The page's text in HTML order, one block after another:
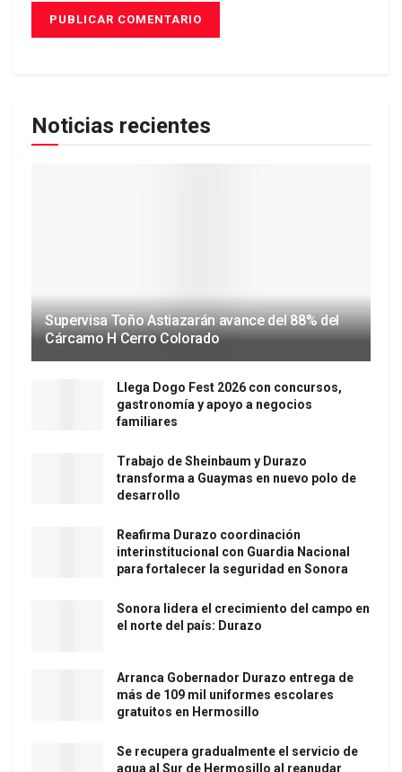
Noticias recientes
Supervisa Toño Astiazarán avance del 88% del
Cárcamo H Cerro Colorado
Llega Dogo Fest 2026 con concursos,
gastronomía y apoyo a negocios
familiares
Trabajo de Sheinbaum y Durazo
transforma a Guaymas en nuevo polo de
desarrollo
Reafirma Durazo coordinación
interinstitucional con Guardia Nacional
para fortalecer la seguridad en Sonora
Sonora lidera el crecimiento del campo en
el norte del país: Durazo
Arranca Gobernador Durazo entrega de
más de 109 mil uniformes escolares
gratuitos en Hermosillo
Se recupera gradualmente el servicio de
agua al Sur de Hermosillo al reanudar